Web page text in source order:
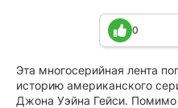
0
Эта многосерийная лента
историю американского
Джона Уэйна Гейси.